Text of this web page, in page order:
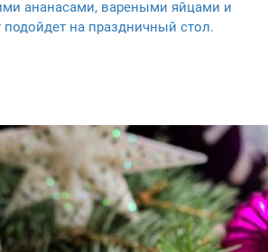
ананасами, вареными яйцами и
на праздничный стол.